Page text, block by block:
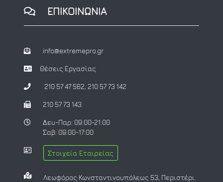
ΕΠΙΚΟΙΝΩΝΙΑ
info@extremepro.gr
Θέσεις Εργασίας
210 57 47 562, 210 57 73 142
210 57 73 143
Δευ-Παρ: 09:00-21:00
Σαβ: 09:00-17:00
Στοιχεία Εταιρείας
Λεωφόρος Κωνσταντινουπόλεως 53, Περιστέρι.